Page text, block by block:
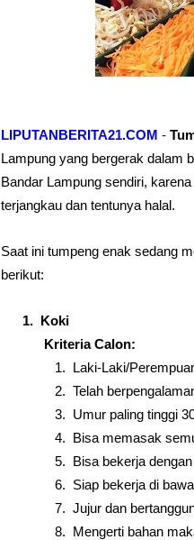
LIPUTANBERITA21.COM -
Lampung yang bergerak dalam
Bandar Lampung sendiri,
terjangkau dan tentunya halal.
Saat ini tumpeng enak sedang
berikut:
1. Koki
Kriteria Calon:
1. Laki-Laki/
2. Telah
3. Umur paling tinggi
4. Bisa memasak
5. Bisa bekerja
6. Siap bekerja di
7. Jujur dan
8. Mengerti bahan